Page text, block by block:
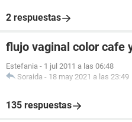
2 respuestas
flujo vaginal color cafe
Estefania - 1 jul 2011 a las 06:48
Soraida - 18 may 2021 a las 23:49
135 respuestas